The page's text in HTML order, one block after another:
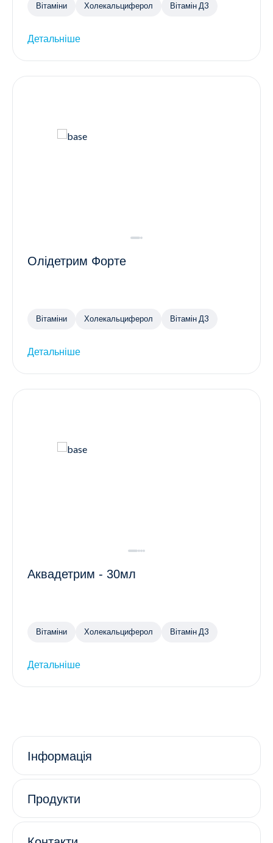
Вітаміни Холекальциферол Вітамін Д3
Детальніше
Олідетрим Форте
Вітаміни Холекальциферол Вітамін Д3
Детальніше
Аквадетрим - 30мл
Вітаміни Холекальциферол Вітамін Д3
Детальніше
Інформація
Продукти